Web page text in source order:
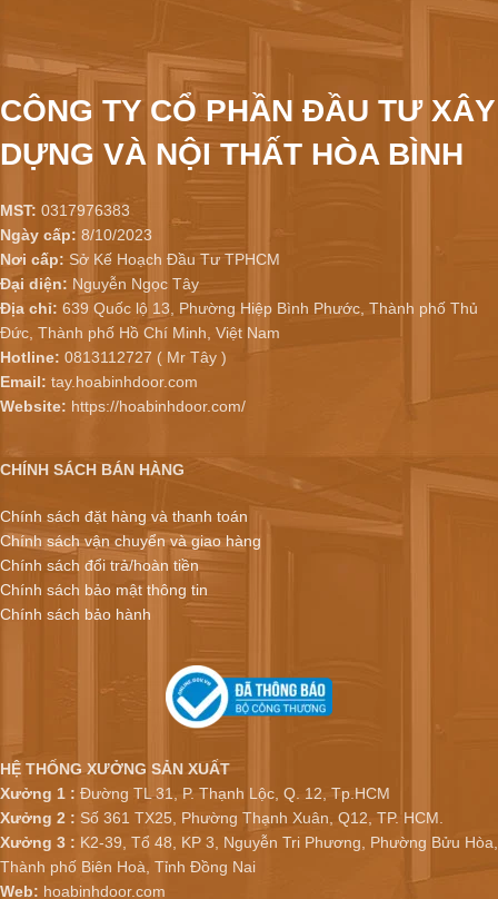
CÔNG TY CỔ PHẦN ĐẦU TƯ XÂY
DỰNG VÀ NỘI THẤT HÒA BÌNH
MST: 0317976383
Ngày cấp: 8/10/2023
Nơi cấp: Sở Kế Hoạch Đầu Tư TPHCM
Đại diện: Nguyễn Ngọc Tây
Địa chỉ: 639 Quốc lộ 13, Phường Hiệp Bình Phước, Thành phố Thủ
Đức, Thành phố Hồ Chí Minh, Việt Nam
Hotline: 0813112727 ( Mr Tây )
Email: tay.hoabinhdoor.com
Website: https://hoabinhdoor.com/
CHÍNH SÁCH BÁN HÀNG
Chính sách đặt hàng và thanh toán
Chính sách vận chuyển và giao hàng
Chính sách đổi trả/hoàn tiền
Chính sách bảo mật thông tin
Chính sách bảo hành
HỆ THỐNG XƯỞNG SẢN XUẤT
Xưởng 1 : Đường TL 31, P. Thạnh Lộc, Q. 12, Tp.HCM
Xưởng 2 : Số 361 TX25, Phường Thạnh Xuân, Q12, TP. HCM.
Xưởng 3 : K2-39, Tổ 48, KP 3, Nguyễn Tri Phương, Phường Bửu Hòa,
Thành phố Biên Hoà, Tỉnh Đồng Nai
Web: hoabinhdoor.com